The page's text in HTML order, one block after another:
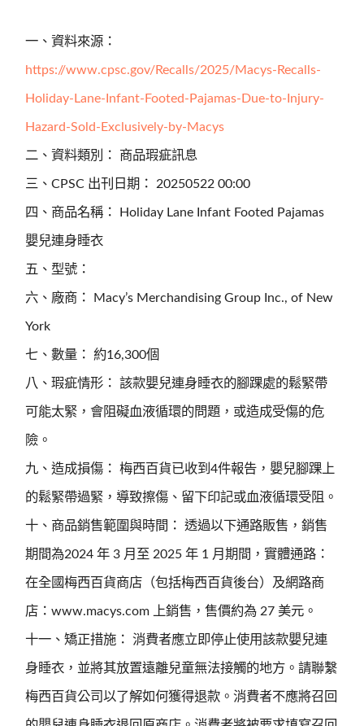
一、資料來源：
https://www.cpsc.gov/Recalls/2025/Macys-Recalls-
Holiday-Lane-Infant-Footed-Pajamas-Due-to-Injury-
Hazard-Sold-Exclusively-by-Macys
二、資料類別： 商品瑕疵訊息
三、CPSC 出刊日期： 20250522 00:00
四、商品名稱： Holiday Lane Infant Footed Pajamas
嬰兒連身睡衣
五、型號：
六、廠商： Macy’s Merchandising Group Inc., of New
York
七、數量： 約16,300個
八、瑕疵情形： 該款嬰兒連身睡衣的腳踝處的鬆緊帶
可能太緊，會阻礙血液循環的問題，或造成受傷的危
險。
九、造成損傷： 梅西百貨已收到4件報告，嬰兒腳踝上
的鬆緊帶過緊，導致擦傷、留下印記或血液循環受阻。
十、商品銷售範圍與時間： 透過以下通路販售，銷售
期間為2024 年 3 月至 2025 年 1 月期間，實體通路：
在全國梅西百貨商店（包括梅西百貨後台）及網路商
店：www.macys.com 上銷售，售價約為 27 美元。
十一、矯正措施： 消費者應立即停止使用該款嬰兒連
身睡衣，並將其放置遠離兒童無法接觸的地方。請聯繫
梅西百貨公司以了解如何獲得退款。消費者不應將召回